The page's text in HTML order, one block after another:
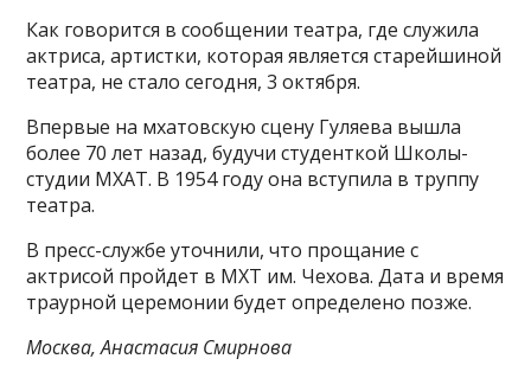
Как говорится в сообщении театра, где служила
актриса, артистки, которая является старейшиной
театра, не стало сегодня, 3 октября.
Впервые на мхатовскую сцену Гуляева вышла
более 70 лет назад, будучи студенткой Школы-
студии МХАТ. В 1954 году она вступила в труппу
театра.
В пресс-службе уточнили, что прощание с
актрисой пройдет в МХТ им. Чехова. Дата и время
траурной церемонии будет определено позже.
Москва, Анастасия Смирнова